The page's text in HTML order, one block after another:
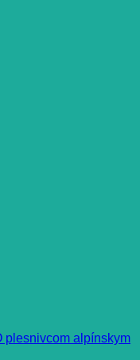
plesnivcom alpínskym